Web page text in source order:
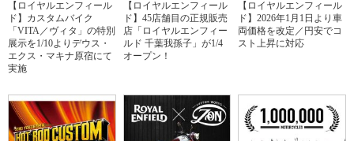
【ロイヤルエンフィール
ド】カスタムバイク
「VITA／ヴィタ」の特別
展⽰を1/10よりデウス・
エクス・マキナ原宿にて
実施
【ロイヤルエンフィール
ド】45店舗目の正規販売
店「ロイヤルエンフィー
ルド 千葉我孫子」が1/4
オープン！
【ロイヤルエンフィール
ド】2026年1月1日より車
両価格を改定／円安でコ
スト上昇に対応